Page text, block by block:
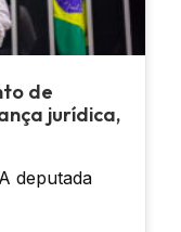
de
jurídica,
deputada